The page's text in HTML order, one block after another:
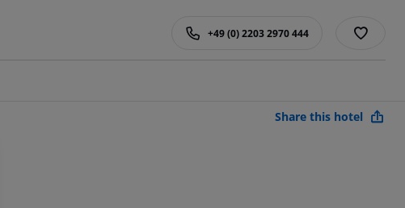
+49 (0) 2203 2970 444
Share this hotel